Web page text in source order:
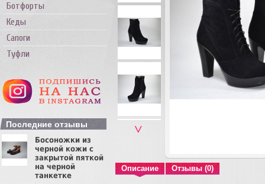
Ботфорты
Кеды
Сапоги
Туфли
Последние отзывы
Босоножки из
черной кожи с
закрытой пяткой
на черной
танкетке
˅
Описание Отзывы (0)